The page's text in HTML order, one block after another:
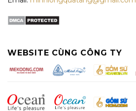
WEBSITE CÙNG CÔNG TY